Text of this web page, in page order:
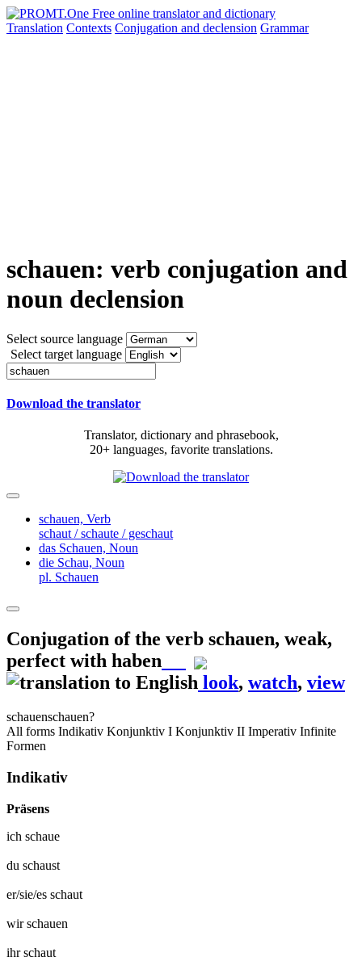
Translation Contexts Conjugation and declension Grammar
schauen: verb conjugation and
noun declension
Select source language
Select target language
Download the translator
Translator, dictionary and phrasebook,
20+ languages, favorite translations.
schauen, Verb
schaut / schaute / geschaut
das Schauen, Noun
die Schau, Noun
pl. Schauen
Conjugation of the verb schauen, weak,
perfect with haben
look, watch, view
schauenschauen?
All forms Indikativ Konjunktiv I Konjunktiv II Imperativ Infinite
Formen
Indikativ
Präsens
ich schaue
du schaust
er/sie/es schaut
wirschauen
ihrschaut